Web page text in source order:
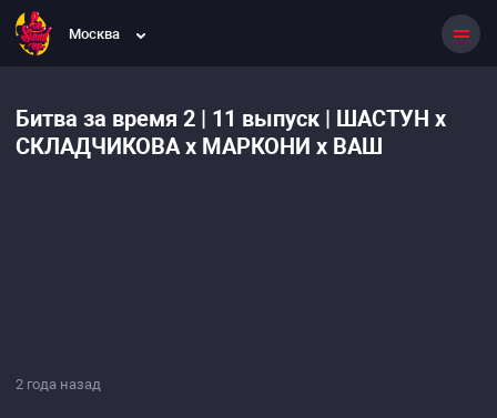
Москва
Битва за время 2 | 11 выпуск | ШАСТУН х
СКЛАДЧИКОВА х МАРКОНИ х ВАШ
2 года назад